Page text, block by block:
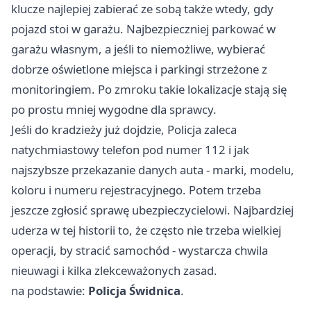
klucze najlepiej zabierać ze sobą także wtedy, gdy
pojazd stoi w garażu. Najbezpieczniej parkować w
garażu własnym, a jeśli to niemożliwe, wybierać
dobrze oświetlone miejsca i parkingi strzeżone z
monitoringiem. Po zmroku takie lokalizacje stają się
po prostu mniej wygodne dla sprawcy.
Jeśli do kradzieży już dojdzie, Policja zaleca
natychmiastowy telefon pod numer 112 i jak
najszybsze przekazanie danych auta - marki, modelu,
koloru i numeru rejestracyjnego. Potem trzeba
jeszcze zgłosić sprawę ubezpieczycielowi. Najbardziej
uderza w tej historii to, że często nie trzeba wielkiej
operacji, by stracić samochód - wystarcza chwila
nieuwagi i kilka zlekceważonych zasad.
na podstawie: Policja Świdnica.